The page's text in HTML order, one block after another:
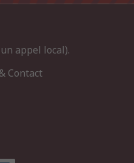
appel local).
Contact